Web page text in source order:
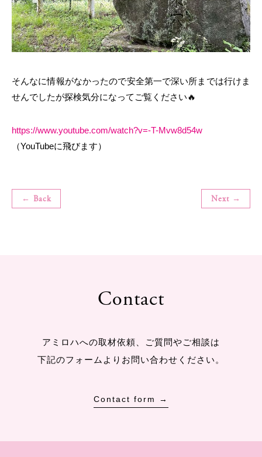
そんなに情報がなかったので安全第一で深い所までは行けま
せんでしたが探検気分になってご覧ください🔥
https://www.youtube.com/watch?v=-T-Mvw8d54w
（YouTubeに飛びます）
← Back Next →
Contact
アミロハへの取材依頼、ご質問やご相談は
下記のフォームよりお問い合わせください。
Contact form →